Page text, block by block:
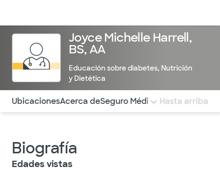
Joyce Michelle Harrell,
BS, AA
Educación sobre diabetes, Nutrición
y Dietética
Utilice esta navegación para saltar rápidamente a
UbicacionesAcerca deSeguro Médico COMENTARIOS
Hasta arriba
Biografía
Edades vistas